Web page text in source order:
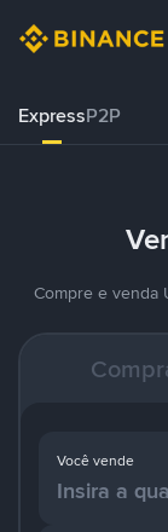
ExpressP2P
Compre e venda
Você vende